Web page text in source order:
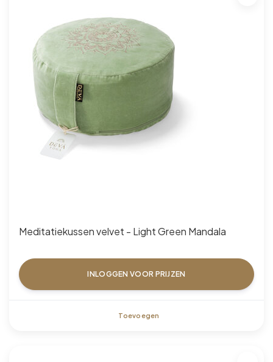
Meditatiekussen velvet - Light Green Mandala
INLOGGEN VOOR PRIJZEN
Toevoegen